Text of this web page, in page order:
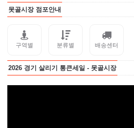
못골시장 점포안내
구역별 분류별 배송센터
2026 경기 살리기 통큰세일 - 못골시장